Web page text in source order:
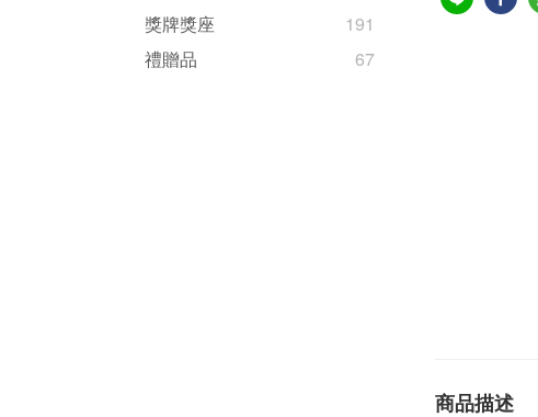
獎牌獎座
191
禮贈品
67
商品描述